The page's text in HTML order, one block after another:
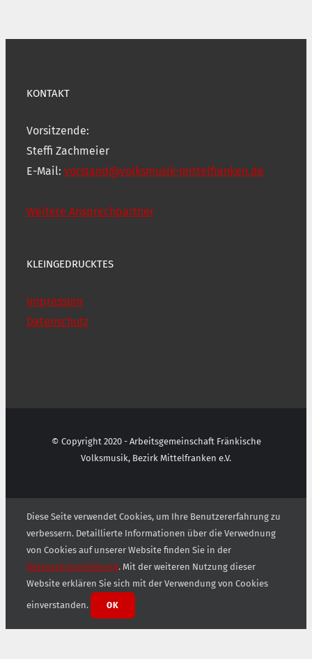
KONTAKT
Vorsitzende:
Steffi Zachmeier
E-Mail: vorstand@volksmusik-mittelfranken.de
Weitere Ansprechpartner
KLEINGEDRUCKTES
Impressum
Datenschutz
© Copyright 2020 - Arbeitsgemeinschaft Fränkische
Volksmusik, Bezirk Mittelfranken e.V.
Diese Seite verwendet Cookies, um Ihre Benutzererfahrung zu
verbessern. Detaillierte Informationen über die Verwednung
von Cookies auf unserer Website finden Sie in der
Datenschutzerklärung. Mit der weiteren Nutzung dieser
Website erklären Sie sich mit der Verwendung von Cookies
einverstanden. OK